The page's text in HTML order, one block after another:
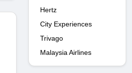
Hertz
City Experiences
Trivago
Malaysia Airlines